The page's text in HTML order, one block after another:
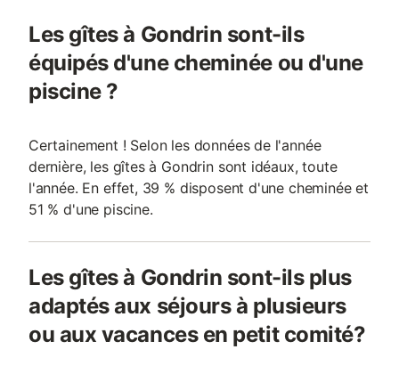
Les gîtes à Gondrin sont-ils
équipés d'une cheminée ou d'une
piscine ?
Certainement ! Selon les données de l'année
dernière, les gîtes à Gondrin sont idéaux, toute
l'année. En effet, 39 % disposent d'une cheminée et
51 % d'une piscine.
Les gîtes à Gondrin sont-ils plus
adaptés aux séjours à plusieurs
ou aux vacances en petit comité?